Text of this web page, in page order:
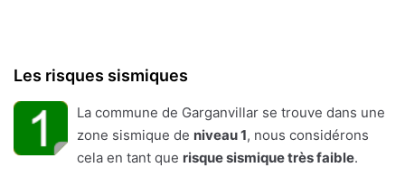
Les risques sismiques
La commune de Garganvillar se trouve dans une
zone sismique de niveau 1, nous considérons
cela en tant que risque sismique très faible.